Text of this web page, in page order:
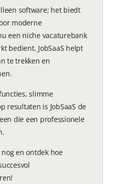
software; het biedt
moderne
een niche vacaturebank
bedient, JobSaaS helpt
te trekken en
slimme
resultaten is JobSaaS de
die een professionele
nog en ontdek hoe